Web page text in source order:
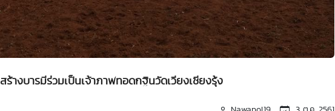
สร้างบารมีร่วมเป็นเจ้าภาพทอดกฐินวัดเวียงเชียงรุ้ง